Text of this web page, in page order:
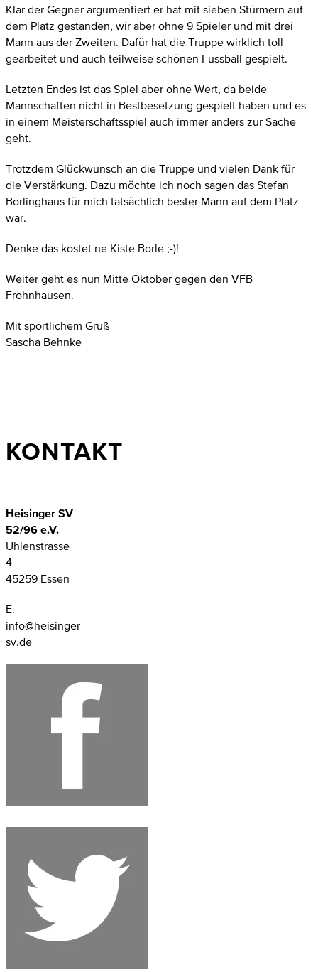
Klar der Gegner argumentiert er hat mit sieben Stürmern auf
dem Platz gestanden, wir aber ohne 9 Spieler und mit drei
Mann aus der Zweiten. Dafür hat die Truppe wirklich toll
gearbeitet und auch teilweise schönen Fussball gespielt.
Letzten Endes ist das Spiel aber ohne Wert, da beide
Mannschaften nicht in Bestbesetzung gespielt haben und es
in einem Meisterschaftsspiel auch immer anders zur Sache
geht.
Trotzdem Glückwunsch an die Truppe und vielen Dank für
die Verstärkung. Dazu möchte ich noch sagen das Stefan
Borlinghaus für mich tatsächlich bester Mann auf dem Platz
war.
Denke das kostet ne Kiste Borle ;-)!
Weiter geht es nun Mitte Oktober gegen den VFB
Frohnhausen.
Mit sportlichem Gruß
Sascha Behnke
KONTAKT
Heisinger SV
52/96 e.V.
Uhlenstrasse
4
45259 Essen
E.
info@heisinger-
sv.de